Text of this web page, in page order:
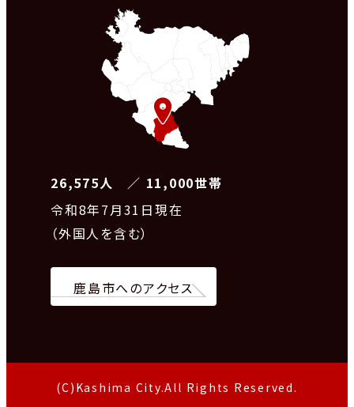
26,575人 ／ 11,000世帯
令和8年7月31日現在
（外国人を含む）
鹿島市へのアクセス
(C)Kashima City.All Rights Reserved.